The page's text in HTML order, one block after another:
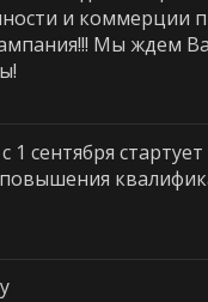
и коммерции
Мы ждем
1 сентября